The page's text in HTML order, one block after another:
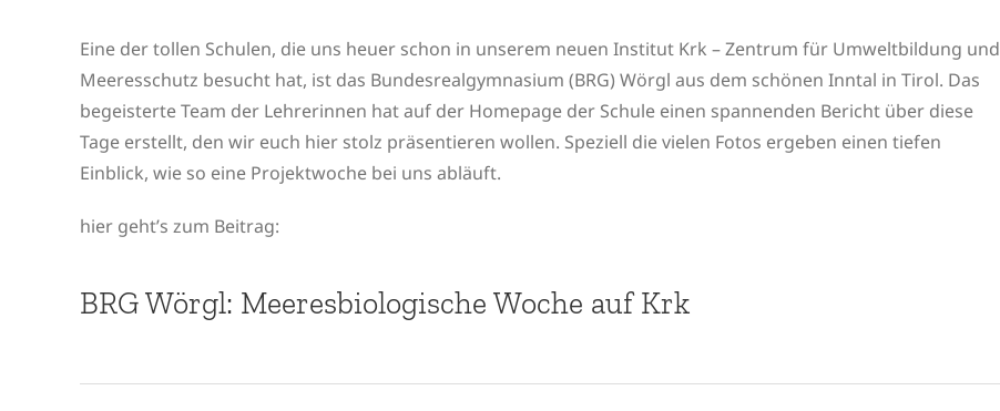
Eine der tollen Schulen, die uns heuer schon in unserem neuen Institut Krk – Zentrum für Umweltbildung und
Meeresschutz besucht hat, ist das Bundesrealgymnasium (BRG) Wörgl aus dem schönen Inntal in Tirol. Das
begeisterte Team der Lehrerinnen hat auf der Homepage der Schule einen spannenden Bericht über diese
Tage erstellt, den wir euch hier stolz präsentieren wollen. Speziell die vielen Fotos ergeben einen tiefen
Einblick, wie so eine Projektwoche bei uns abläuft.
hier geht’s zum Beitrag:
BRG Wörgl: Meeresbiologische Woche auf Krk